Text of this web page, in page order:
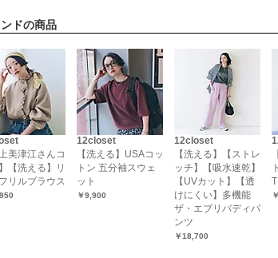
ドの商品
上美津江さんコ
【洗える】リ
リルブラウス
12closet
【洗える】USAコッ
トン 五分袖スウェ
ット
￥9,900
12closet
【洗える】【ストレ
ッチ】【吸水速乾】
【UVカット】【透
けにくい】多機能
ザ・エブリバディパ
ンツ
￥18,700